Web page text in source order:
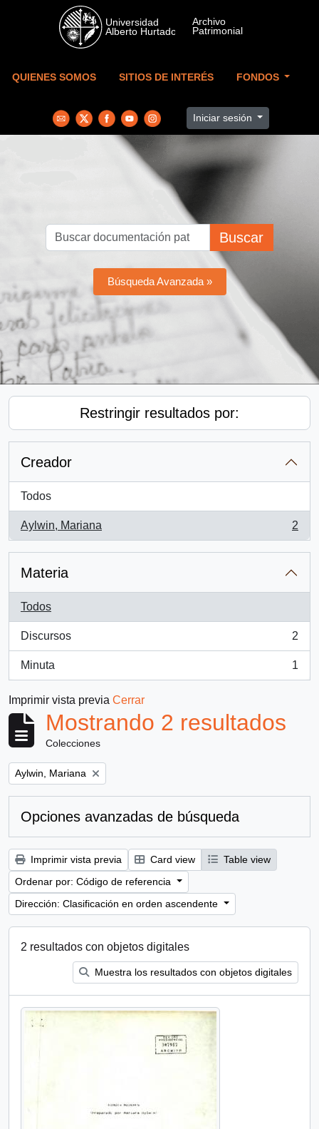
Skip to main content
QUIENES SOMOS SITIOS DE INTERÉS FONDOS
Iniciar sesión
Buscar
Búsqueda Avanzada »
Restringir resultados por:
Creador
Todos
Aylwin, Mariana
, 2 resultados
2
Materia
Todos
Discursos
, 2 resultados
2
Minuta
, 1 resultados
1
Imprimir vista previa Cerrar
Mostrando 2 resultados
Colecciones
Remove filter:
Aylwin, Mariana
Opciones avanzadas de búsqueda
Imprimir vista previa Card view
Table view
Ordenar por: Código de referencia
Dirección: Clasificación en orden ascendente
2 resultados con objetos digitales
Muestra los resultados con objetos digitales